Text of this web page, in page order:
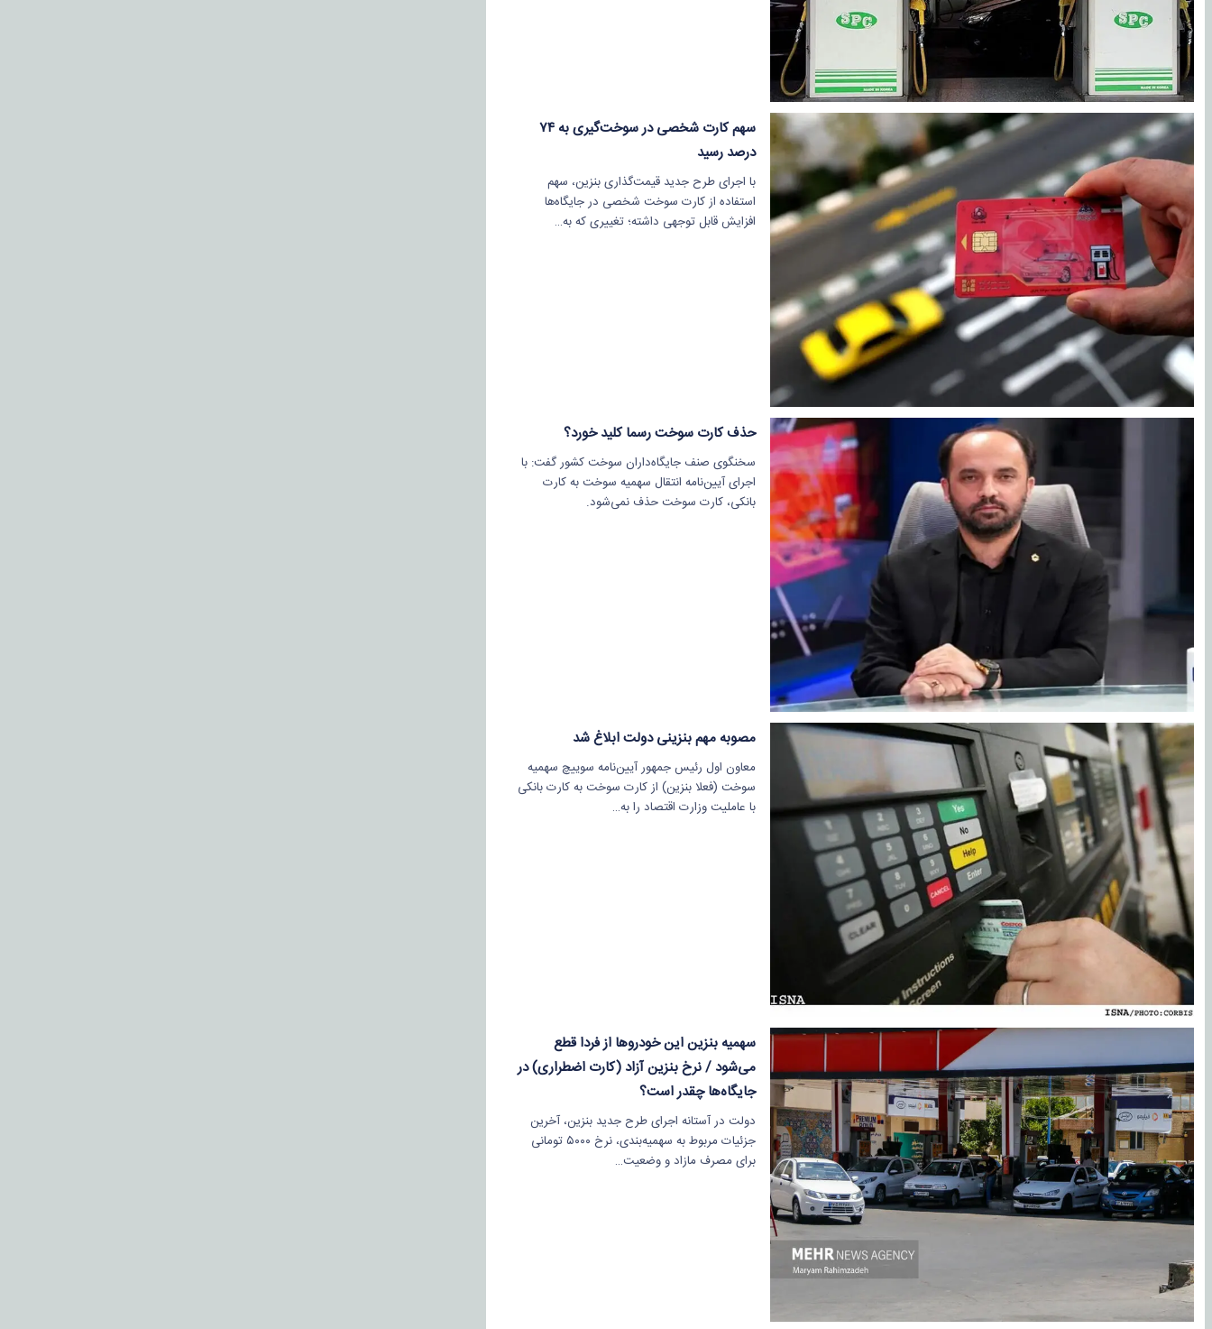
سهم کارت شخصی در سوخت‌گیری به ۷۴
درصد رسید
با اجرای طرح جدید قیمت‌گذاری بنزین، سهم
استفاده از کارت سوخت شخصی در جایگاه‌ها
افزایش قابل توجهی داشته؛ تغییری که به…
حذف کارت سوخت رسما کلید خورد؟
سخنگوی صنف جایگاه‌داران سوخت کشور گفت: با
اجرای آیین‌نامه انتقال سهمیه سوخت به کارت
بانکی، کارت سوخت حذف نمی‌شود.
مصوبه مهم بنزینی دولت ابلاغ شد
معاون اول رئیس جمهور آیین‌نامه سوییچ سهمیه
سوخت (فعلا بنزین) از کارت سوخت به کارت بانکی
با عاملیت وزارت اقتصاد را به…
سهمیه بنزین این خودروها از فردا قطع
می‌شود / نرخ بنزین آزاد (کارت اضطراری) در
جایگاه‌ها چقدر است؟
دولت در آستانه اجرای طرح جدید بنزین، آخرین
جزئیات مربوط به سهمیه‌بندی، نرخ ۵۰۰۰ تومانی
برای مصرف مازاد و وضعیت…